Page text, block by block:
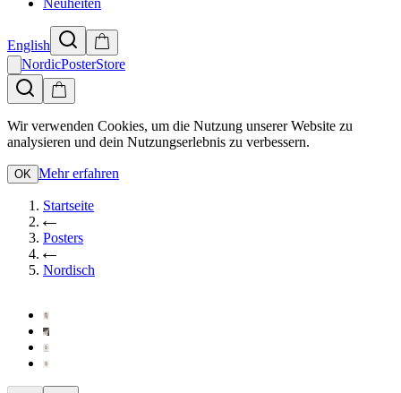
Neuheiten
English
NordicPosterStore
Wir verwenden Cookies, um die Nutzung unserer Website zu
analysieren und dein Nutzungserlebnis zu verbessern.
OK Mehr erfahren
Startseite
Posters
Nordisch